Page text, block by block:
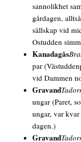
sannolikhet
gårdagen,
sällskap vid
Ostudden
Kanadagås
par
vid Dammen
Gravand
ungar(Paret,
ungar, var
dagen.)
Gravand